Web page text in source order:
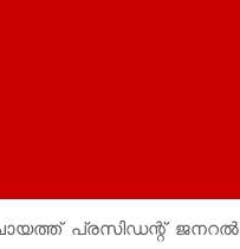
പ്രസിഡന്റ് ജനറൽ